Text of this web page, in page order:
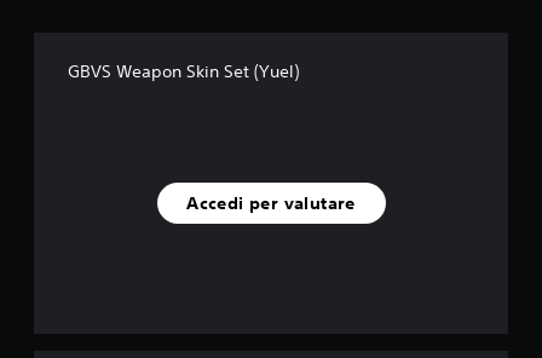
c
a
GBVS Weapon Skin Set (Yuel)
Accedi per valutare